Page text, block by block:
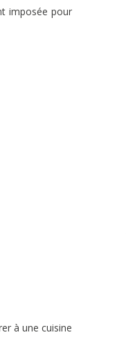
imposée pour
à une cuisine